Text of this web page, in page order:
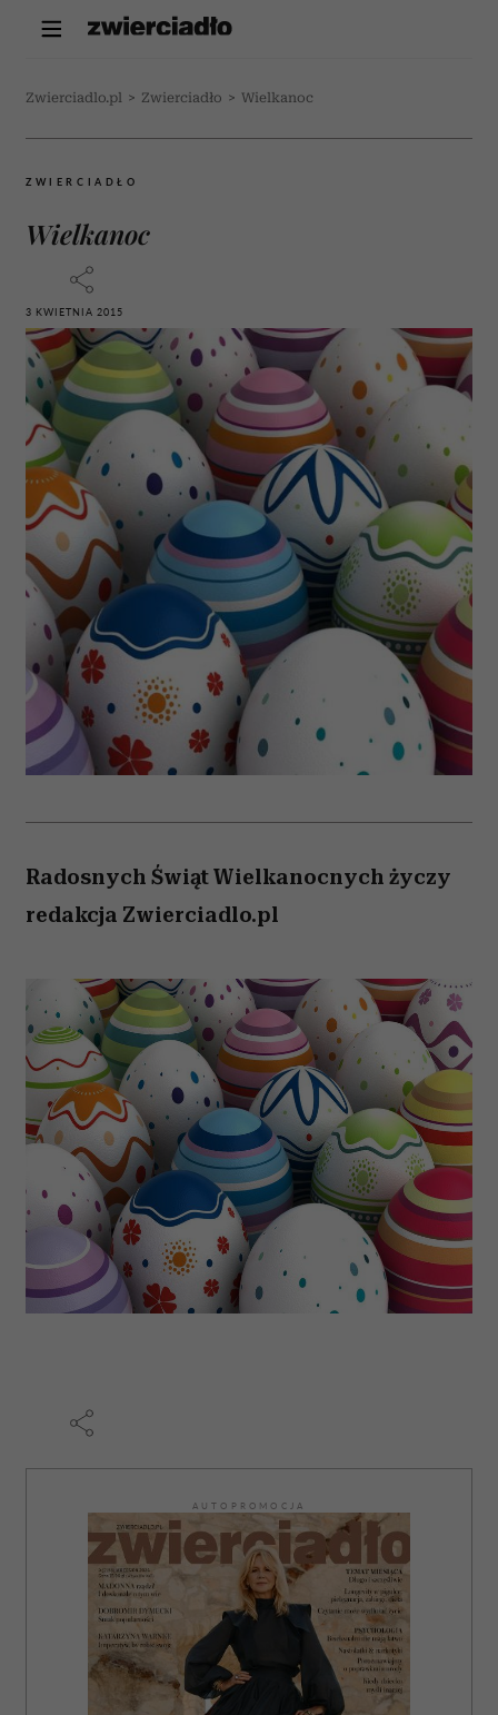
Zwierciadlo.pl > Zwierciadło > Wielkanoc
ZWIERCIADŁO
Wielkanoc
3 KWIETNIA 2015
Radosnych Świąt Wielkanocnych życzy
redakcja Zwierciadlo.pl
AUTOPROMOCJA